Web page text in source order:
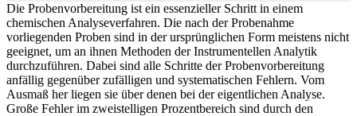
Die Probenvorbereitung ist ein essenzieller Schritt in einem
chemischen Analyseverfahren. Die nach der Probenahme
vorliegenden Proben sind in der ursprünglichen Form meistens nicht
geeignet, um an ihnen Methoden der Instrumentellen Analytik
durchzuführen. Dabei sind alle Schritte der Probenvorbereitung
anfällig gegenüber zufälligen und systematischen Fehlern. Vom
Ausmaß her liegen sie über denen bei der eigentlichen Analyse.
Große Fehler im zweistelligen Prozentbereich sind durch den